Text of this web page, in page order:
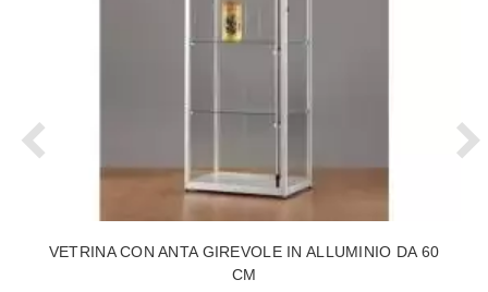
VETRINA CON ANTA GIREVOLE IN ALLUMINIO DA 60
CM